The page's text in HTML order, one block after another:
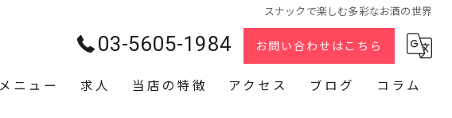
スナックで楽しむ多彩なお酒の世界
03-5605-1984 お問い合わせはこちら
メニュー 求人 当店の特徴 アクセス ブログ コラム